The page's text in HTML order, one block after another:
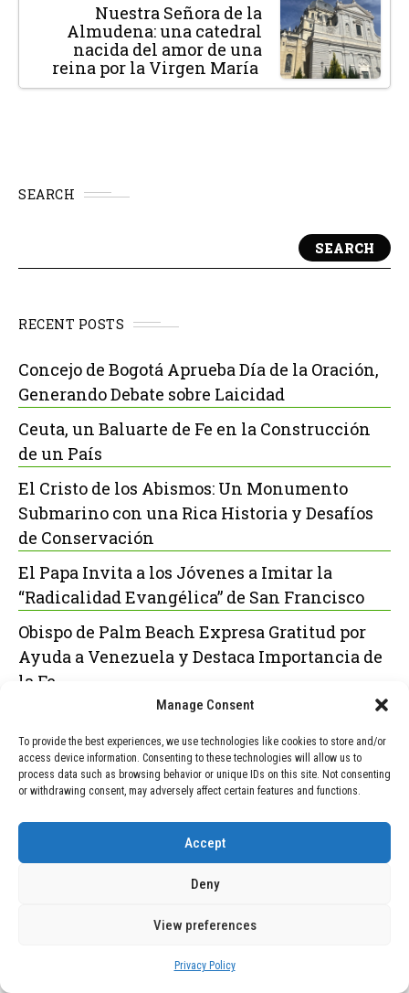
Manage Consent
To provide the best experiences, we use technologies like cookies to store and/or
access device information. Consenting to these technologies will allow us to
process data such as browsing behavior or unique IDs on this site. Not consenting
or withdrawing consent, may adversely affect certain features and functions.
Accept
Deny
View preferences
Privacy Policy
Nuestra Señora de la
Almudena: una catedral
nacida del amor de una
reina por la Virgen María
SEARCH
SEARCH
RECENT POSTS
Concejo de Bogotá Aprueba Día de la Oración,
Generando Debate sobre Laicidad
Ceuta, un Baluarte de Fe en la Construcción
de un País
El Cristo de los Abismos: Un Monumento
Submarino con una Rica Historia y Desafíos
de Conservación
El Papa Invita a los Jóvenes a Imitar la
“Radicalidad Evangélica” de San Francisco
Obispo de Palm Beach Expresa Gratitud por
Ayuda a Venezuela y Destaca Importancia de
la Fe
POPULAR RECENT
Vídeo impactante: BYD revela en
grabación cómo añadir 400 km de
rango en apenas 5 minutos de carga
TECNOLOGÍA February 9, 2026
ruedas todo terreno: este scooter cuesta